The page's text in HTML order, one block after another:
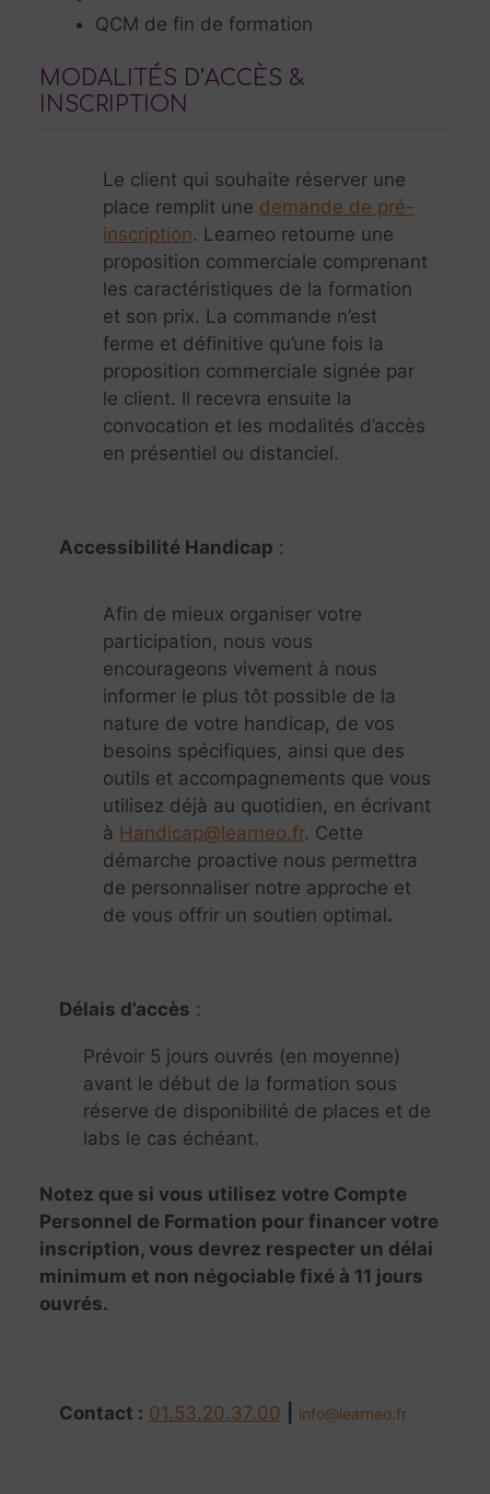
QCM de fin de formation
MODALITÉS D’ACCÈS &
INSCRIPTION
Le client qui souhaite réserver une
place remplit une demande de pré-
inscription. Learneo retourne une
proposition commerciale comprenant
les caractéristiques de la formation
et son prix. La commande n’est
ferme et définitive qu’une fois la
proposition commerciale signée par
le client. Il recevra ensuite la
convocation et les modalités d’accès
en présentiel ou distanciel.
Accessibilité Handicap :
Afin de mieux organiser votre
participation, nous vous
encourageons vivement à nous
informer le plus tôt possible de la
nature de votre handicap, de vos
besoins spécifiques, ainsi que des
outils et accompagnements que vous
utilisez déjà au quotidien, en écrivant
à Handicap@learneo.fr. Cette
démarche proactive nous permettra
de personnaliser notre approche et
de vous offrir un soutien optimal .
Délais d’accès :
Prévoir 5 jours ouvrés (en moyenne)
avant le début de la formation sous
réserve de disponibilité de places et de
labs le cas échéant.
Notez que si vous utilisez votre Compte
Personnel de Formation pour financer votre
inscription, vous devrez respecter un délai
minimum et non négociable fixé à 11 jours
ouvrés.
Contact : 01.53.20.37.00 info@learneo.fr